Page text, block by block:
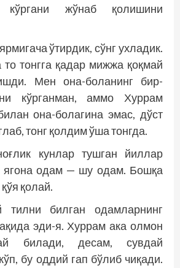
кўргани жўнаб қолишини
ўтирдик, сўнг ухладик.
тонгга қадар мижжа қоқмай
Мен она-боланинг бир-
кўрганман, аммо Хуррам
она-болагина эмас, дўст
тонг қолдим ўша тонгда.
кунлар тушган йиллар
ягона одам — шу одам. Бошқа
қолай.
тилни билган одамларнинг
эди-я. Хуррам ака олмон
билади, десам, сувдай
бу оддий гап бўлиб чиқади.